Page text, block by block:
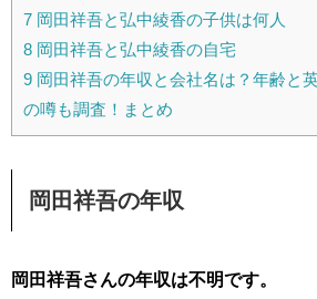
7 岡田祥吾と弘中綾香の子供は何人
8 岡田祥吾と弘中綾香の自宅
9 岡田祥吾の年収と会社名は？年齢と
の噂も調査！まとめ
岡田祥吾の年収
岡田祥吾さんの年収は不明です。